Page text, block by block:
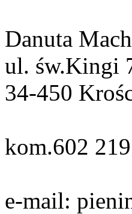
Danuta
ul. św.Kingi
34-450
kom.602
e-mail: